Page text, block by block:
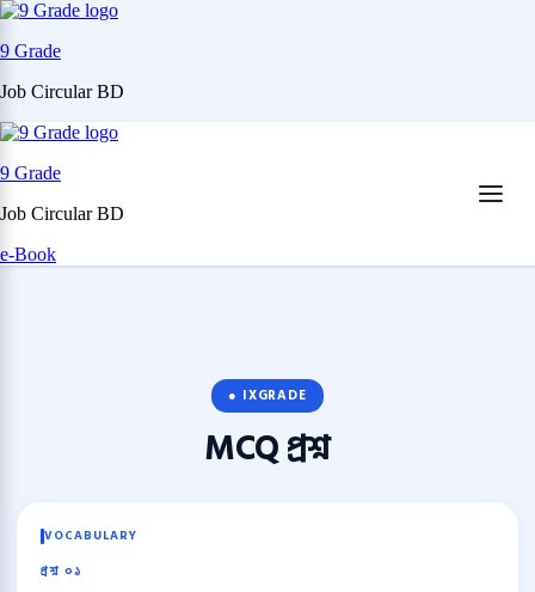
9 Grade
Job Circular BD
Skip
content
Enter)
9 Grade
Job Circular BD
e-Book
● IXGRADE
MCQপ্রশ্ন
VOCABULARY
প্রশ্ন ০১